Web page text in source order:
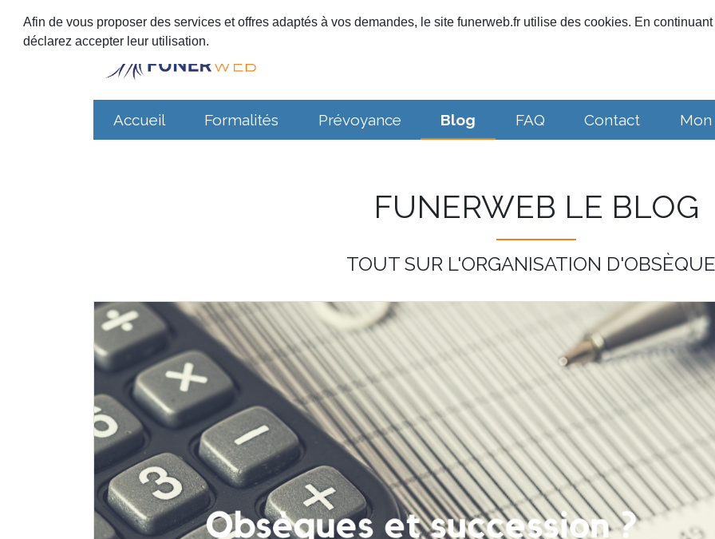
Afin de vous proposer des services et offres adaptés à vos demandes, le site funerweb.fr utilise des cookies. En
déclarez accepter leur utilisation.
Accueil Formalités Prévoyance Blog FAQ Contact
FUNERWEB LE BLOG
TOUT SUR L'ORGANISATION